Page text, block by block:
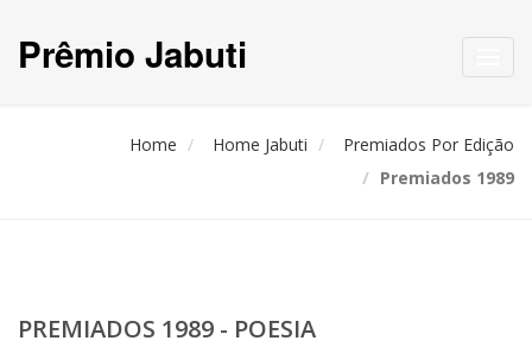
Prêmio Jabuti
Home Home Jabuti
Premiados Por Edição
Premiados 1989
PREMIADOS 1989 - POESIA